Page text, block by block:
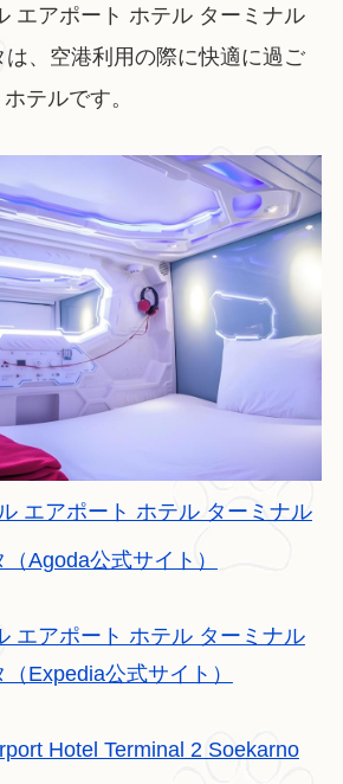
エアポート ホテル ターミナル
、空港利用の際に快適に過ご
テルです。
エアポート ホテル ターミナル
Agoda公式サイト）
エアポート ホテル ターミナル
Expedia公式サイト）
Hotel Terminal 2 Soekarno